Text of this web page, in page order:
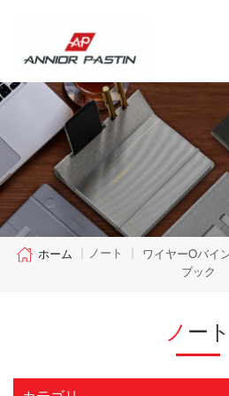
ホーム | ノート | ワイヤーoバイ
ブック
ノート